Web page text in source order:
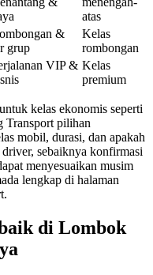
atas
&
grup
Kelas
rombongan
VIP & Kelas
premium
kelas ekonomis seperti
Transport pilihan
mobil, durasi, dan apakah
sebaiknya konfirmasi
menyesuaikan musim
lengkap di halaman
di Lombok